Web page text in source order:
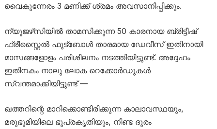
വൈകുന്നേരം 3 മണിക്ക് ശ്രമം അവസാനിപ്പിക്കും.
ന്യൂജഴ്‌സിയിൽ താമസിക്കുന്ന 50 കാരനായ ബ്രിട്ടീഷ്
ഫ്രീസ്റ്റൈൽ ഫുട്ബോൾ താരമായ ഡേവീസ് ഇതിനായി
മാസങ്ങളോളം പരിശീലനം നടത്തിയിട്ടുണ്ട്. അദ്ദേഹം
ഇതിനകം നാലു ലോക റെക്കോർഡുകൾ
സ്വന്തമാക്കിയിട്ടുണ്ട് —
ഖത്തറിന്റെ മാറിക്കൊണ്ടിരിക്കുന്ന കാലാവസ്ഥയും,
മരുഭൂമിയിലെ ഭൂപ്രകൃതിയും, നീണ്ട ദൂരം